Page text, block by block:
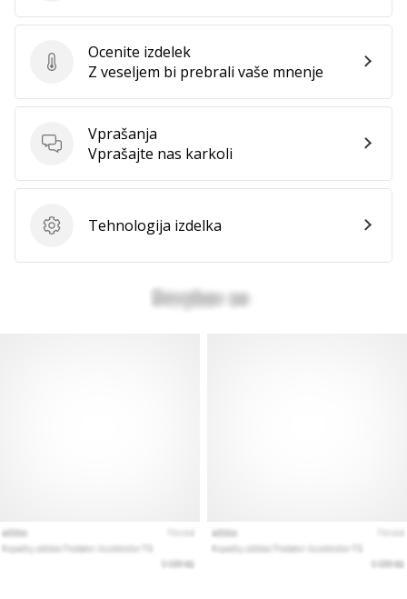
Ocenite izdelek
Ocenite izdelek
Z veseljem bi prebrali vaše mnenje
Vprašanja
Vprašanja
Vprašajte nas karkoli
Tehnologija izdelka
Tehnologija izdelka